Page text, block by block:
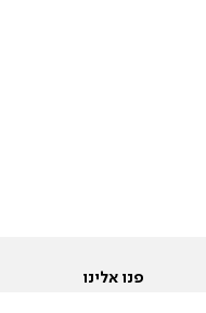
פנו אלינו